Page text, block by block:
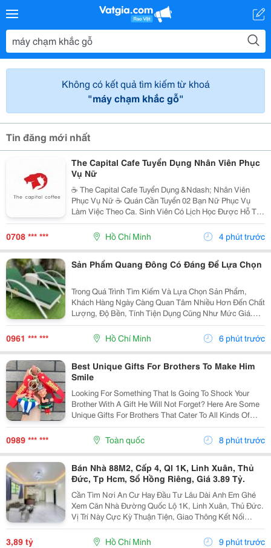
Không có kết quả tìm kiếm từ khoá
"máy chạm khắc gỗ"
Tin đăng mới nhất
The Capital Cafe Tuyển Dụng Nhân Viên Phục
Vụ Nữ
☕️ The Capital Cafe Tuyển Dụng &Ndash; Nhân Viên
Phục Vụ Nữ ☕️ Quán Cần Tuyển 02 Bạn Nữ Phục Vụ
Làm Việc Theo Ca. Sinh Viên Có Lịch Học Được Hỗ Trợ
Sắp Xếp Ca Linh Động. ✨ Yêu Cầu &Bull; Nữ, Tuổi Từ
18 &Ndash; 20 &Bull; Nhiệt Tình, Vui Vẻ, Hòa...
0708 *** *** Hồ Chí Minh 4 phút trước
Sản Phẩm Quang Đông Có Đáng Để Lựa Chọn
Trong Quá Trình Tìm Kiếm Và Lựa Chọn Sản Phẩm,
Khách Hàng Ngày Càng Quan Tâm Nhiều Hơn Đến Chất
Lượng, Độ Bền, Tính Tiện Dụng Cũng Như Mức Giá.
Thay Vì Chỉ Dựa Vào Quảng Cáo Hoặc Thông Tin Từ
Người Bán, Nhiều Người Có Xu Hướng Tìm Hiểu Thêm
Thông Tin...
0961 *** *** Hồ Chí Minh 6 phút trước
Best Unique Gifts For Brothers To Make Him
Smile
Looking For Something That Is Going To Shock Your
Brother With A Gift He Will Not Forget? Here Are Some
Unique Gifts For Brothers That Cater To All Kinds Of
Personalities And Interests. You Can Find Everything
From Fashionable Accessories And Fun...
0989 *** *** Toàn quốc 8 phút trước
Bán Nhà 88M2, Cấp 4, Ql 1K, Linh Xuân, Thủ
Đức, Tp Hcm, Sổ Hồng Riêng, Giá 3.89 Tỷ.
Cần Tìm Nơi An Cư Hay Đầu Tư Lâu Dài Anh Em Ghé
Xem Căn Nhà Đường Quốc Lộ 1K, Linh Xuân, Thủ Đức.
Vị Trí Này Cực Kỳ Thuận Tiện, Giao Thông Kết Nối
Nhanh Chóng, Cực Kỳ Phù Hợp Cho Khách Mua Để Giữ
Tài Sản Hoặc Cho Thuê Đều Rất Ổn Định. Thông Tin...
3,89 tỷ Hồ Chí Minh 9 phút trước